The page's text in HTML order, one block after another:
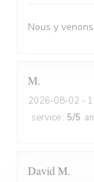
Nous y
M
2026-08-02 -
service : 5/5
David M